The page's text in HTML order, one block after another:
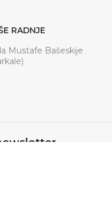
RADNJE
Mustafe Bašeskije